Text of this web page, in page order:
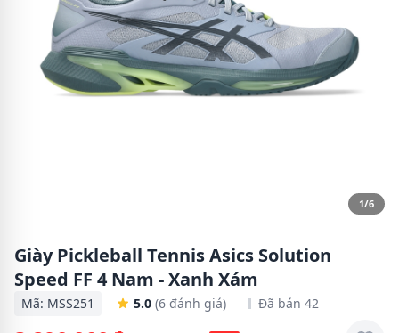
1/6
Giày Pickleball Tennis Asics Solution
Speed FF 4 Nam - Xanh Xám
Mã: MSS251 5.0 (6 đánh giá) Đã bán 42